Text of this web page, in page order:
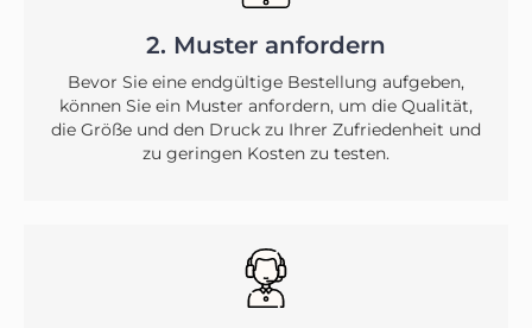
2. Muster anfordern
Bevor Sie eine endgültige Bestellung aufgeben,
können Sie ein Muster anfordern, um die Qualität,
die Größe und den Druck zu Ihrer Zufriedenheit und
zu geringen Kosten zu testen.